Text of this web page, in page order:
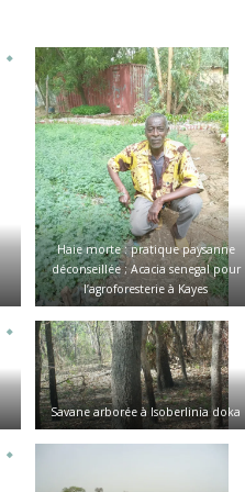
Haie morte : pratique paysanne
déconseillée ; Acacia senegal pour
l’agroforesterie à Kayes
Savane arborée à Isoberlinia doka